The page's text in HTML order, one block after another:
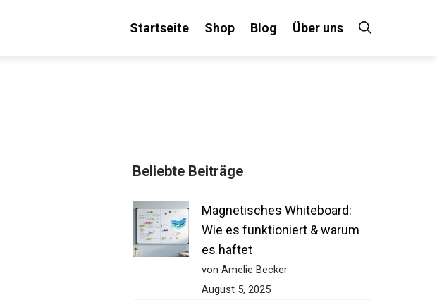
Startseite Shop Blog Über uns
Beliebte Beiträge
Magnetisches Whiteboard:
Wie es funktioniert & warum
es haftet
von Amelie Becker
August 5, 2025